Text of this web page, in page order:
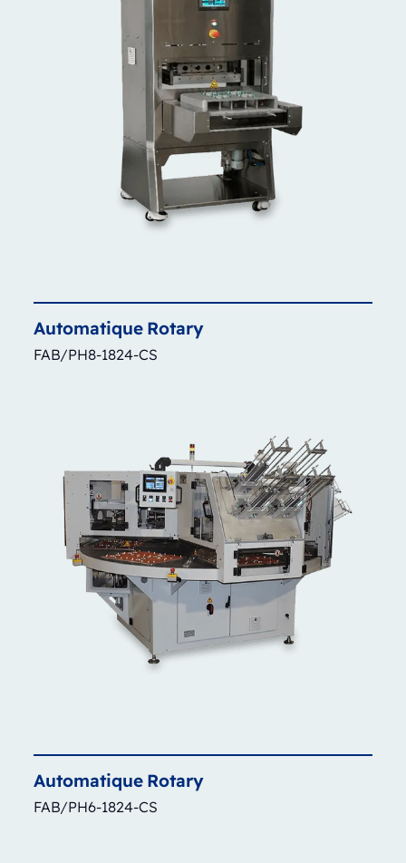
Automatique Rotary
FAB/PH8-1824-CS
Automatique Rotary
FAB/PH6-1824-CS